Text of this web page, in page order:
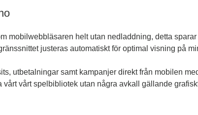
mobilwebbläsaren helt utan nedladdning, detta
justeras automatiskt för optimal visning på
utbetalningar samt kampanjer direkt från mobilen
vårt vårt spelbibliotek utan några avkall gällande